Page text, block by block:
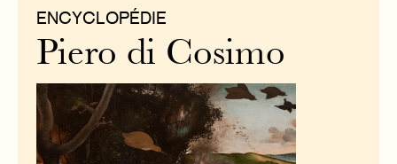
ENCYCLOPÉDIE
Piero di Cosimo